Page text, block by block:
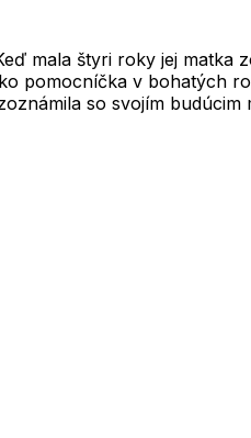
mala štyri roky jej matka
pomocníčka v bohatých
so svojím budúcim